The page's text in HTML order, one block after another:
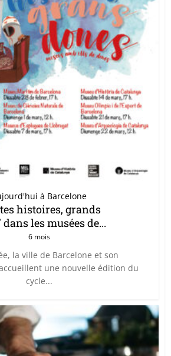
à Barcelone
histoires, grands
dans les musées de...
6 mois
la ville de Barcelone et son
une nouvelle édition du
cycle...